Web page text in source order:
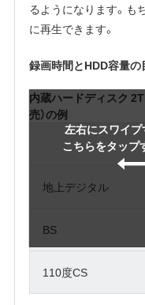
るようになります。も
に再生できます。
録画時間とHDD容量の
左右にスワイプ
こちらをタップ
内蔵ハードディスク
売）の例
地上デジタル
BS
110度CS